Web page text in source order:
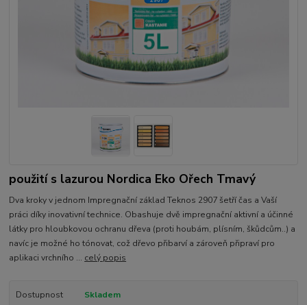
použití s lazurou Nordica Eko Ořech Tmavý
Dva kroky v jednom Impregnační základ Teknos 2907 šetří čas a Vaší
práci díky inovativní technice. Obashuje dvě impregnační aktivní a účinné
látky pro hloubkovou ochranu dřeva (proti houbám, plísním, škůdcům..) a
navíc je možné ho tónovat, což dřevo přibarví a zároveň připraví pro
aplikaci vrchního ... celý popis
Dostupnost
Skladem